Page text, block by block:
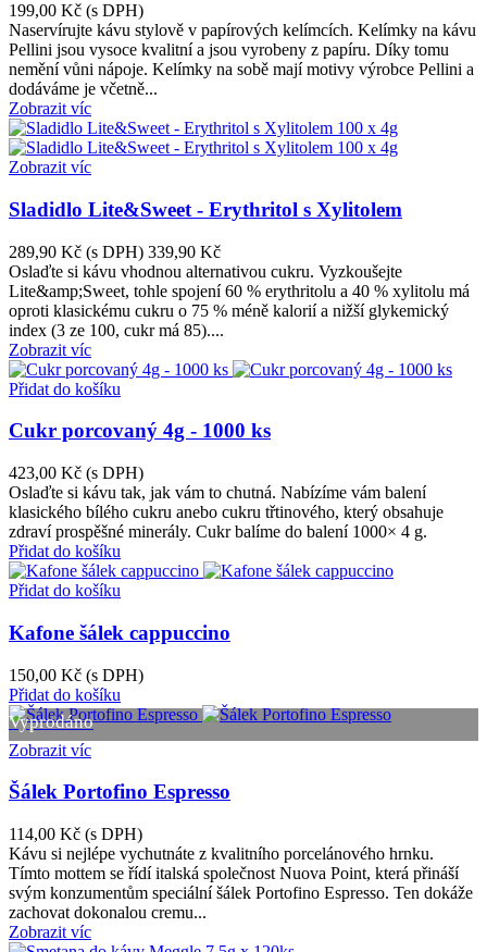
199,00 Kč (s DPH)
Naservírujte kávu stylově v papírových kelímcích. Kelímky na kávu
Pellini jsou vysoce kvalitní a jsou vyrobeny z papíru. Díky tomu
nemění vůni nápoje. Kelímky na sobě mají motivy výrobce Pellini a
dodáváme je včetně...
Zobrazit víc
Zobrazit víc
Sladidlo Lite&Sweet - Erythritol s Xylitolem
289,90 Kč (s DPH) 339,90 Kč
Oslaďte si kávu vhodnou alternativou cukru. Vyzkoušejte
Lite&amp;Sweet, tohle spojení 60 % erythritolu a 40 % xylitolu má
oproti klasickému cukru o 75 % méně kalorií a nižší glykemický
index (3 ze 100, cukr má 85)....
Zobrazit víc
Přidat do košíku
Cukr porcovaný 4g - 1000 ks
423,00 Kč (s DPH)
Oslaďte si kávu tak, jak vám to chutná. Nabízíme vám balení
klasického bílého cukru anebo cukru třtinového, který obsahuje
zdraví prospěšné minerály. Cukr balíme do balení 1000× 4 g.
Přidat do košíku
Přidat do košíku
Kafone šálek cappuccino
150,00 Kč (s DPH)
Přidat do košíku
Vyprodáno
Zobrazit víc
Šálek Portofino Espresso
114,00 Kč (s DPH)
Kávu si nejlépe vychutnáte z kvalitního porcelánového hrnku.
Tímto mottem se řídí italská společnost Nuova Point, která přináší
svým konzumentům speciální šálek Portofino Espresso. Ten dokáže
zachovat dokonalou cremu...
Zobrazit víc